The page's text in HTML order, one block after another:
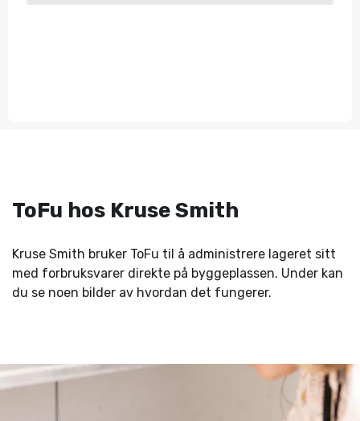
ToFu hos Kruse Smith
Kruse Smith bruker ToFu til å administrere lageret sitt
med forbruksvarer direkte på byggeplassen. Under kan
du se noen bilder av hvordan det fungerer.